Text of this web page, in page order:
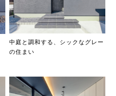
中庭と調和する、シックなグレー
の住まい